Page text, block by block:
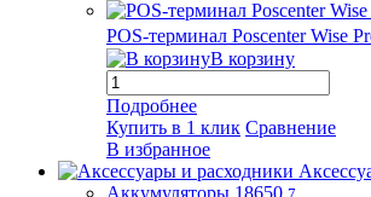
POS-терминал Poscenter Wise
В корзину
Подробнее
Купить в 1 клик Сравнение
В избранное
Аккумуляторы 18650